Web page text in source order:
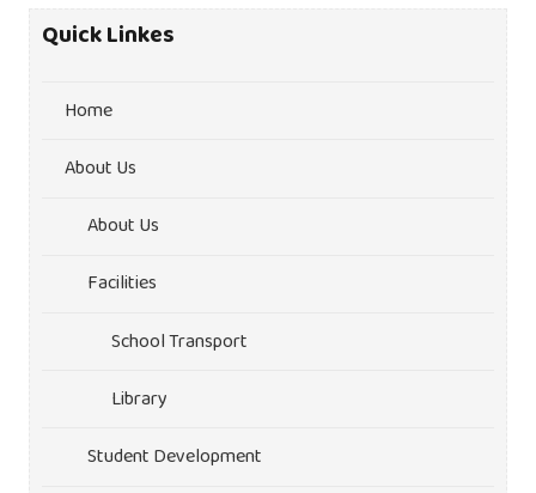
Quick Linkes
Home
About Us
About Us
Facilities
School Transport
Library
Student Development